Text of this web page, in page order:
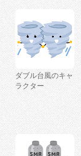
ダブル台風のキャ
ラクター